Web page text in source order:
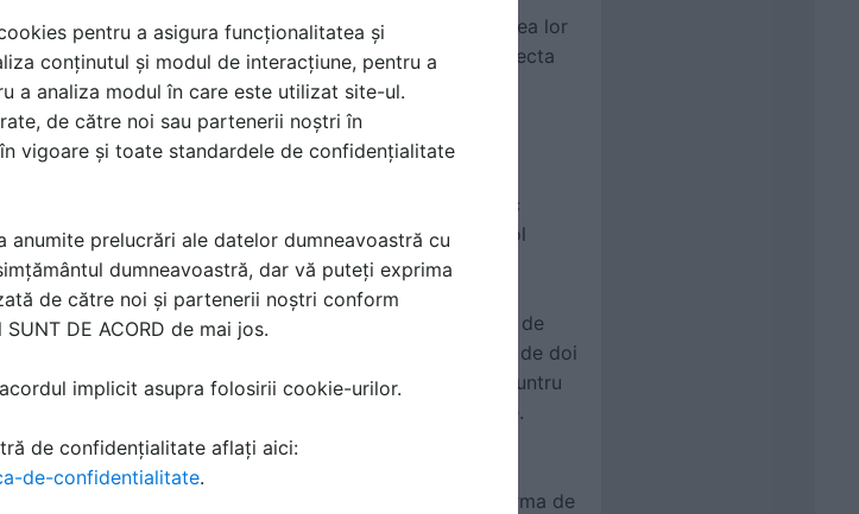
inceput sa creasca in Hong Kong, blocand prin densitatea lor
sa afiseze curioasa gaura din mijloc pentru a corecta
Feng Shui
principiile Feng Shui, insa acest antic sistem chinezesc
pozitionate in armonie cu fortele spirituale joaca un rol
buget special pentru consultanta de profil.
precum cladirea HSBC din Hong Kong, proiectata de
colaborare cu maestrii Feng Shui. Cladirea, pazita de doi
are de pilda un atrium inalt care invita inauntru
in asa fel incat sa impiedice spiritele rele sa urce.
Kong, proiectata de aclamatul arhitect I.M. Pei in
Feng Shui atunci cand au prevazut niste elemente in forma de
pentru a asigura funcționalitatea și
conținutul și modul de interacțiune, pentru a
a analiza modul în care este utilizat site-ul.
de către noi sau partenerii noștri în
vigoare și toate standardele de confidențialitate
prelucrări ale datelor dumneavoastră cu
dumneavoastră, dar vă puteți exprima
de către noi și partenerii noștri conform
DE ACORD de mai jos.
implicit asupra folosirii cookie-urilor.
de confidențialitate aflați aici:
de-confidentialitate.